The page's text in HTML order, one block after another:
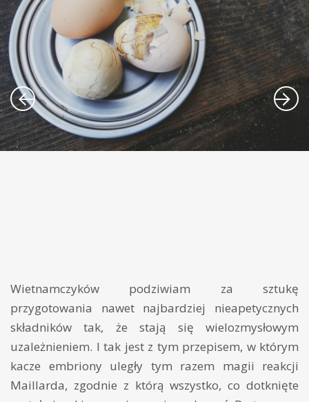
Wietnamczyków podziwiam za sztukę
przygotowania nawet najbardziej nieapetycznych
składników tak, że stają się wielozmysłowym
uzależnieniem. I tak jest z tym przepisem, w którym
kacze embriony uległy tym razem magii reakcji
Maillarda, zgodnie z którą wszystko, co dotknięte